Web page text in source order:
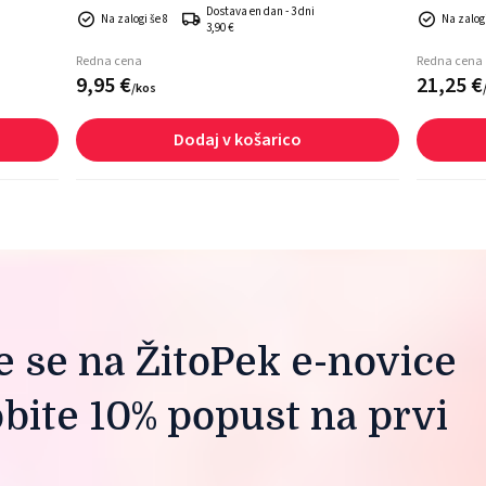
Na zalogi še 8
Dostava en dan - 3 dni
3,90 €
Redna cena
9,95€/kos
Dodaj v košarico
Na
Redna cena
21,25€/
se na ŽitoPek e-novice
10% popust na prvi